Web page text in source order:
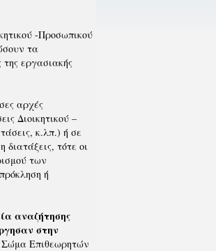
-Προσωπικού
τα
εργασιακής
αρχές
Διοικητικού –
κ.λπ.) ή σε
τότε οι
των
ή
αναζήτησης
στην
Σώμα Επιθεωρητών